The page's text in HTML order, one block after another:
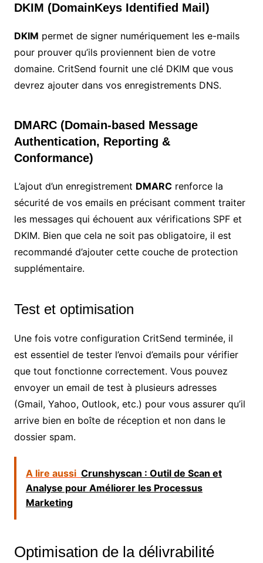
DKIM (DomainKeys Identified Mail)
DKIM permet de signer numériquement les e-mails
pour prouver qu’ils proviennent bien de votre
domaine. CritSend fournit une clé DKIM que vous
devrez ajouter dans vos enregistrements DNS.
DMARC (Domain-based Message
Authentication, Reporting &
Conformance)
L’ajout d’un enregistrement DMARCrenforce la
sécurité de vos emails en précisant comment traiter
les messages qui échouent aux vérifications SPF et
DKIM. Bien que cela ne soit pas obligatoire, il est
recommandé d’ajouter cette couche de protection
supplémentaire.
Test et optimisation
Une fois votre configuration CritSend terminée, il
est essentiel de tester l’envoi d’emails pour vérifier
que tout fonctionne correctement. Vous pouvez
envoyer un email de test à plusieurs adresses
(Gmail, Yahoo, Outlook, etc.) pour vous assurer qu’il
arrive bien en boîte de réception et non dans le
dossier spam.
A lire aussi Crunshyscan : Outil de Scan et
Analyse pour Améliorer les Processus
Marketing
Optimisation de la délivrabilité